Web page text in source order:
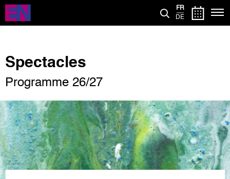
Aller
contenu
FR
DE
Spectacles
Programme 26/27